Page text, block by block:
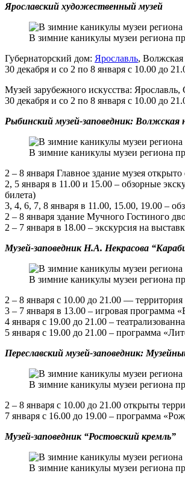
Ярославский художественный музей
В зимние каникулы музеи региона
Губернаторский дом: Ярославль, Волжская
30 декабря и со 2 по 8 января с 10.00 до
Музей зарубежного искусства: Ярославль,
30 декабря и со 2 по 8 января с 10.00 до
Рыбинский музей-заповедник: Волжская
В зимние каникулы музеи региона
2 – 8 января Главное здание музея
2, 5 января в 11.00 и 15.00 – обзорные
билета)
3, 4, 6, 7, 8 января в 11.00, 15.00, 19.00 –
2 – 8 января здание Мучного Гостиного
2 – 7 января в 18.00 – экскурсия на
Музей-заповедник Н.А. Некрасова
В зимние каникулы музеи региона
2 – 8 января с 10.00 до 21.00 —
3 – 7 января в 13.00 – игровая программа
4 января с 19.00 до 21.00 –
5 января с 19.00 до 21.00 – программа
Переславский музей-заповедник:
В зимние каникулы музеи региона
2 – 8 января с 10.00 до 21.00 открыты
7 января с 16.00 до 19.00 – программа
Музей-заповедник “Ростовский кремль”
В зимние каникулы музеи региона